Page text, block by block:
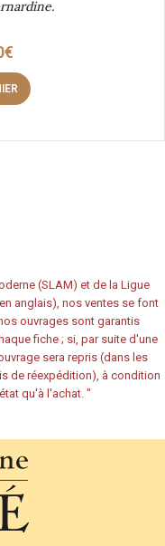
€
(SLAM) et de la Ligue
anglais), nos ventes se font
ouvrages sont garantis
fiche ; si, par suite d'une
sera repris (dans les
de réexpédition), à condition
qu'à l'achat. "